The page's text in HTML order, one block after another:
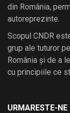
din România,
autoreprezinte.
Scopul CNDR
grup ale tuturor
România și de a
cu principiile ce
URMARESTE-NE